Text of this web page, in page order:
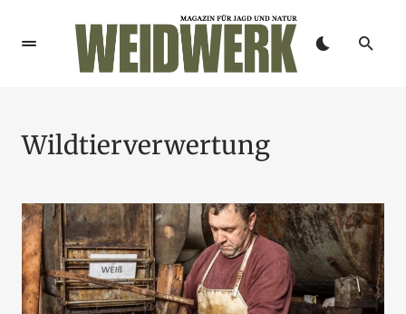
Wildtierverwertung